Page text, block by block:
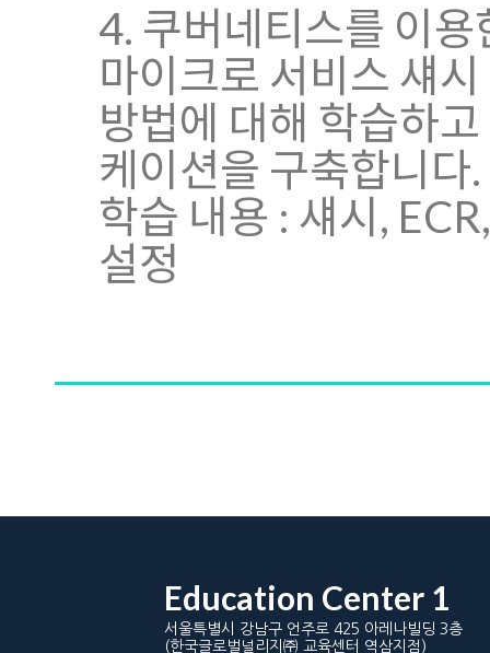
4. 쿠버네티스를 이
마이크로 서비스 섀
방법에 대해 학습하
케이션을 구축합니다.
학습 내용 : 섀시,
설정
Education Center 1
서울특별시 강남구 언주로 425 아레나빌딩 3층
(한국글로벌널리지㈜ 교육센터 역삼지점)